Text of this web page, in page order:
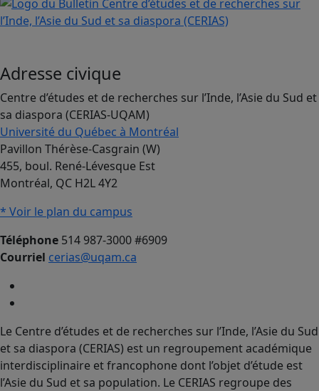
Adresse civique
Centre d’études et de recherches sur l’Inde, l’Asie du Sud et
sa diaspora (CERIAS-UQAM)
Université du Québec à Montréal
Pavillon Thérèse-Casgrain (W)
455, boul. René-Lévesque Est
Montréal, QC H2L 4Y2
* Voir le plan du campus
Téléphone 514 987-3000 #6909
Courriel cerias@uqam.ca
Le Centre d’études et de recherches sur l’Inde, l’Asie du Sud
et sa diaspora (CERIAS) est un regroupement académique
interdisciplinaire et francophone dont l’objet d’étude est
l’Asie du Sud et sa population. Le CERIAS regroupe des